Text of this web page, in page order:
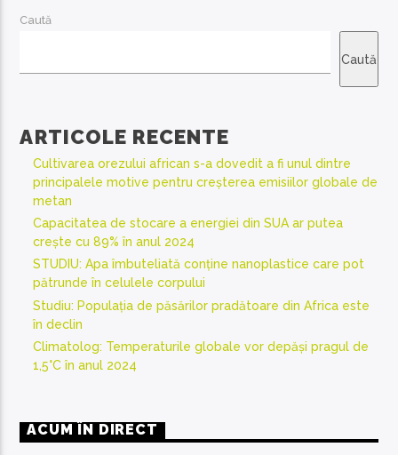
Caută
Caută
ARTICOLE RECENTE
Cultivarea orezului african s-a dovedit a fi unul dintre
principalele motive pentru creșterea emisiilor globale de
metan
Capacitatea de stocare a energiei din SUA ar putea
crește cu 89% în anul 2024
STUDIU: Apa îmbuteliată conține nanoplastice care pot
pătrunde în celulele corpului
Studiu: Populația de păsărilor pradătoare din Africa este
în declin
Climatolog: Temperaturile globale vor depăși pragul de
1,5°C în anul 2024
ACUM ÎN DIRECT